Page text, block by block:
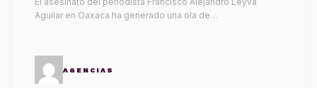
Aguilar en Oaxaca ha generado una ola de…
AGENCIAS